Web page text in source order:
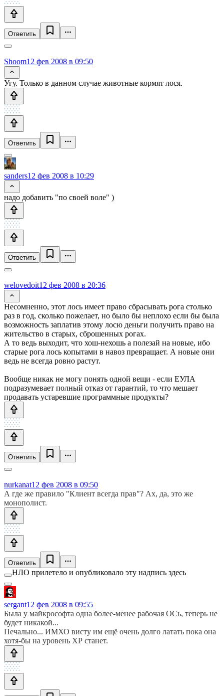
Ответить
Shoom12 фев 2008 в 09:50
Угу. Только в данном случае животные кормят лося.
Ответить
sanders12 фев 2008 в 10:29
надо добавить "по своей воле" )
Ответить
welovedoit12 фев 2008 в 20:36
Несомненно, этот лось имеет право сбрасывать рога столько
раз в год, сколько пожелает, но было бы неплохо если бы была
возможность заплатив этому лосю деньги получить право на
жительство в старых, сброшенных рогах.
А то ведь выходит, что хош-нехошь а полезай на новые, ибо
старые рога лось копытами в навоз превращает. А новые они
ведь не всегда ровно растут.
Вообще никак не могу понять одной вещи - если ЕУЛА
подразумевает полный отказ от гарантий, то что мешает
продавать устаревшие программные продукты?
Ответить
nurkanat12 фев 2008 в 09:50
А где же правило "Клиент всегда прав"? Ах, да, это же
монополист.
Ответить
НЛО прилетело и опубликовало эту надпись здесь
sergant12 фев 2008 в 09:55
Была у майкрософта одна более-менее рабочая ОСь, теперь не
будет никакой...
Печально... ИМХО висту им ещё очень долго латать пока она
хотя-бы на уровень ХР станет.